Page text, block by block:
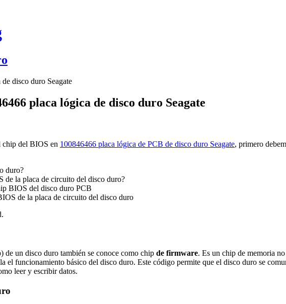
disco duro Seagate
placa lógica de disco duro Seagate
chip del BIOS en 100846466 placa lógica de PCB de disco duro Seagate, primero
duro?
de la placa de circuito del disco duro?
BIOS del disco duro PCB
de la placa de circuito del disco duro
un disco duro también se conoce como chip de firmware. Es un chip de memoria
el funcionamiento básico del disco duro. Este código permite que el disco duro se
leer y escribir datos.